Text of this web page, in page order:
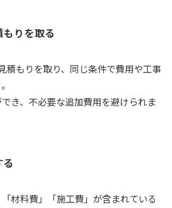
りを取る
積もりを取り、同じ条件で費用や工事
き、不必要な追加費用を避けられま
材料費」「施工費」が含まれている